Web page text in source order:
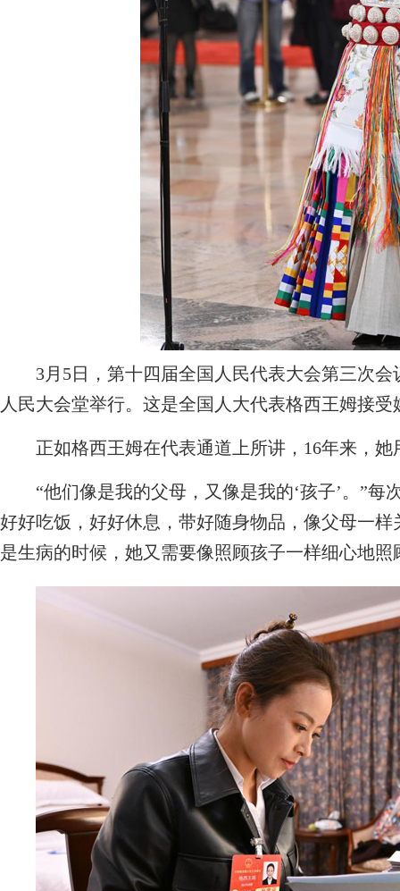
3月5日，第十四届全国人民代表大会第三次会
人民大会堂举行。这是全国人大代表格西王姆接受
正如格西王姆在代表通道上所讲，16年来，她
“他们像是我的父母，又像是我的‘孩子’。”每
好好吃饭，好好休息，带好随身物品，像父母一
是生病的时候，她又需要像照顾孩子一样细心地照